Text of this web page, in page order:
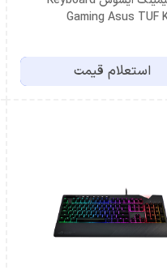
Gaming Asus TUF
استعلام قیمت